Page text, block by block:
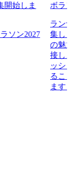
開始しま
ソン2027
ボラ
ラン
集し
の魅
接し
ッシ
るこ
ます